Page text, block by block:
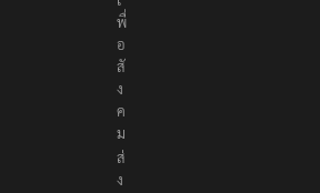
ง
เ
พื่
อ
สั
ง
ค
ม